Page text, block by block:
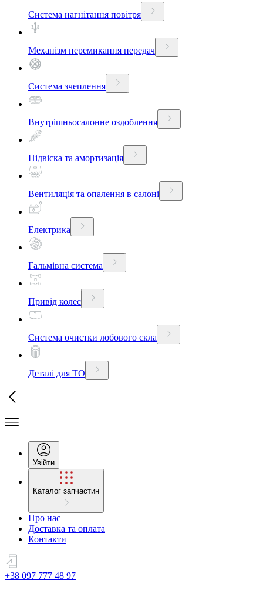
Система нагнітання повітря
Механізм перемикання передач
Система зчеплення
Внутрішньосалонне оздоблення
Підвіска та амортизація
Вентиляція та опалення в салоні
Електрика
Гальмівна система
Привід колес
Система очистки лобового скла
Деталі для ТО
Увійти
Каталог запчастин
Про нас
Доставка та оплата
Контакти
+38 097 777 48 97